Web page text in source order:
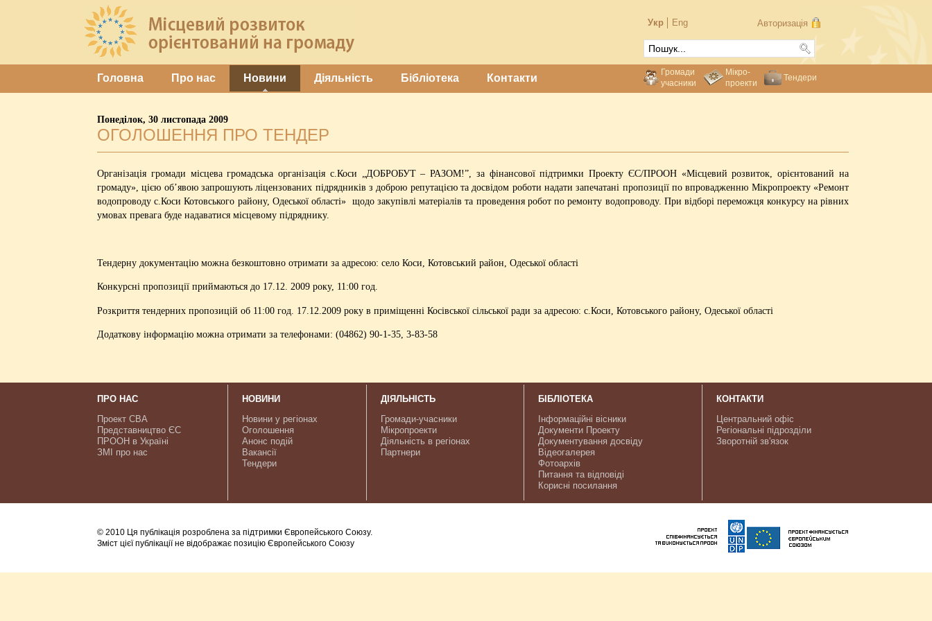
Укр Eng Авторизація
Головна Про нас Новини Діяльність Бібліотека Контакти
Громади
учасники
Мікро-
проекти
Тендери
Понеділок, 30 листопада 2009
ОГОЛОШЕННЯ ПРО ТЕНДЕР
Організація громади місцева громадська організація с.Коси „ДОБРОБУТ – РАЗОМ!”, за фінансової підтримки Проекту ЄС/ПРООН «Місцевий розвиток, орієнтований на
громаду», цією об’явою запрошують ліцензованих підрядників з доброю репутацією та досвідом роботи надати запечатані пропозиції по впровадженню Мікропроекту «Ремонт
водопроводу с.Коси Котовського району, Одеської області» щодо закупівлі матеріалів та проведення робот по ремонту водопроводу. При відборі переможця конкурсу на рівних
умовах превага буде надаватися місцевому підряднику.
Тендерну документацію можна безкоштовно отримати за адресою: село Коси, Котовський район, Одеської області
Конкурсні пропозиції приймаються до 17.12. 2009 року, 11:00 год.
Розкриття тендерних пропозицій об 11:00 год. 17.12.2009 року в приміщенні Косівської сільської ради за адресою: с.Коси, Котовського району, Одеської області
Додаткову інформацію можна отримати за телефонами: (04862) 90-1-35, 3-83-58
ПРО НАС
Проект CBA
Представництво ЄС
ПРООН в Україні
ЗМІ про нас
НОВИНИ
Новини у регіонах
Оголошення
Анонс подій
Вакансії
Тендери
ДІЯЛЬНІСТЬ
Громади-учасники
Мікропроекти
Діяльність в регіонах
Партнери
БІБЛІОТЕКА
Інформаційні вісники
Документи Проекту
Документування досвіду
Відеогалерея
Фотоархів
Питання та відповіді
Корисні посилання
КОНТАКТИ
Центральний офіс
Регіональні підрозділи
Зворотній зв'язок
© 2010 Ця публікація розроблена за підтримки Європейського Союзу.
Зміст цієї публікації не відображає позицію Європейського Союзу